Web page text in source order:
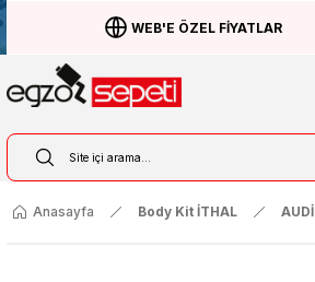
WEB'E ÖZEL FİYATLAR
Anasayfa Body Kit İTHAL AUDİ